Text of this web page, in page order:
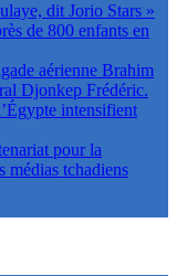
dit Jorio Stars »
de 800 enfants en
aérienne Brahim
Djonkep Frédéric.
intensifient
pour la
médias tchadiens